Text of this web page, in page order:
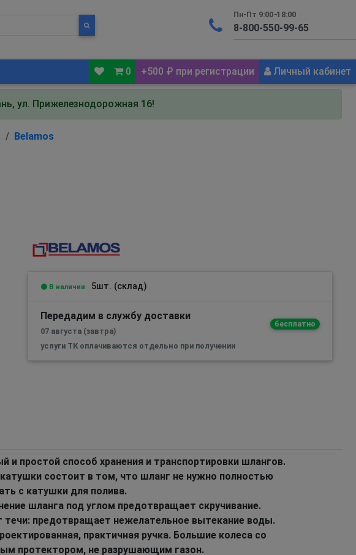
Пн-Пт 9:00-18:00
0 +500 ₽ при регистрации Личный кабинет
ул. Прижелезнодорожная 16!
Belamos
В наличии 5шт. (склад)
Передадим в службу доставки
бесплатно
07 августа (завтра)
услуги ТК оплачиваются отдельно при получении
и простой способ хранения и транспортировки шлангов.
состоит в том, что шланг не нужно полностью
с катушки для полива.
шланга под углом предотвращает скручивание.
течи: предотвращает нежелательное вытекание воды.
практичная ручка. Большие колеса со
протектором, не разрушающим газон.